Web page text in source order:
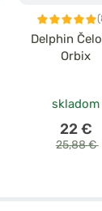
Delphin
Orbix
skladom
22 €
25,88 €